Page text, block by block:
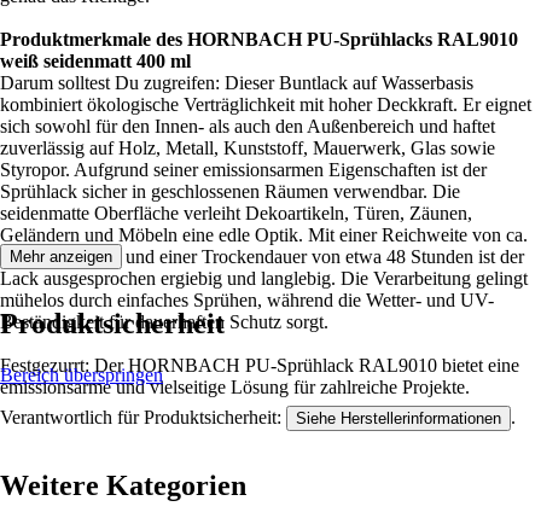
Produktmerkmale des HORNBACH PU-Sprühlacks RAL9010
weiß seidenmatt 400 ml
Darum solltest Du zugreifen: Dieser Buntlack auf Wasserbasis
kombiniert ökologische Verträglichkeit mit hoher Deckkraft. Er eignet
sich sowohl für den Innen- als auch den Außenbereich und haftet
zuverlässig auf Holz, Metall, Kunststoff, Mauerwerk, Glas sowie
Styropor. Aufgrund seiner emissionsarmen Eigenschaften ist der
Sprühlack sicher in geschlossenen Räumen verwendbar. Die
seidenmatte Oberfläche verleiht Dekoartikeln, Türen, Zäunen,
Geländern und Möbeln eine edle Optik. Mit einer Reichweite von ca.
7,5 m² pro Liter und einer Trockendauer von etwa 48 Stunden ist der
Lack ausgesprochen ergiebig und langlebig. Die Verarbeitung gelingt
mühelos durch einfaches Sprühen, während die Wetter- und UV-
Beständigkeit für dauerhaften Schutz sorgt.
Festgezurrt: Der HORNBACH PU-Sprühlack RAL9010 bietet eine
emissionsarme und vielseitige Lösung für zahlreiche Projekte.
Mehr anzeigen
Produktsicherheit
Bereich überspringen
Verantwortlich für Produktsicherheit: Siehe Herstellerinformationen .
Weitere Kategorien